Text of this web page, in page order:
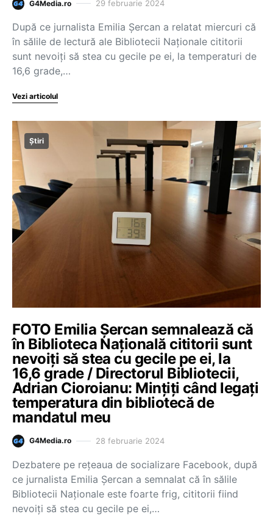
G4Media.ro 29 februarie 2024
După ce jurnalista Emilia Șercan a relatat miercuri că
în sălile de lectură ale Bibliotecii Naționale cititorii
sunt nevoiți să stea cu gecile pe ei, la temperaturi de
16,6 grade,…
Vezi articolul
Știri
FOTO Emilia Șercan semnalează că
în Biblioteca Națională cititorii sunt
nevoiți să stea cu gecile pe ei, la
16,6 grade / Directorul Bibliotecii,
Adrian Cioroianu: Mințiți când legați
temperatura din bibliotecă de
mandatul meu
G4Media.ro 28 februarie 2024
Dezbatere pe rețeaua de socializare Facebook, după
ce jurnalista Emilia Șercan a semnalat că în sălile
Bibliotecii Naționale este foarte frig, cititorii fiind
nevoiți să stea cu gecile pe ei,…